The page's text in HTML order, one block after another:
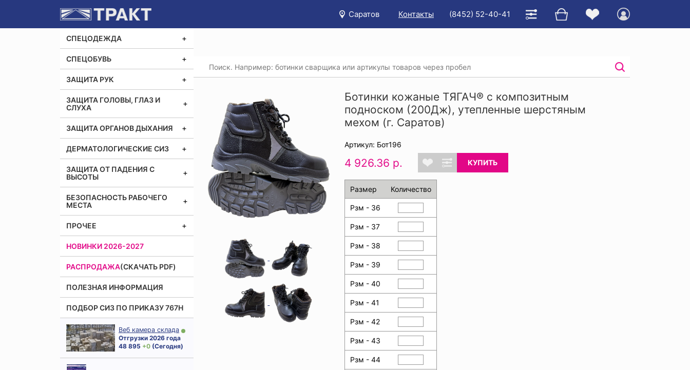
Саратов Контакты (8452) 52-40-41
СПЕЦОДЕЖДА
СПЕЦОБУВЬ
ЗАЩИТА РУК
ЗАЩИТА ГОЛОВЫ, ГЛАЗ И
СЛУХА
ЗАЩИТА ОРГАНОВ ДЫХАНИЯ
ДЕРМАТОЛОГИЧЕСКИЕ СИЗ
ЗАЩИТА ОТ ПАДЕНИЯ С
ВЫСОТЫ
БЕЗОПАСНОСТЬ РАБОЧЕГО
МЕСТА
ПРОЧЕЕ
НОВИНКИ 2026-2027
РАСПРОДАЖА(СКАЧАТЬ PDF)
ПОЛЕЗНАЯ ИНФОРМАЦИЯ
ПОДБОР СИЗ ПО ПРИКАЗУ 767Н
Веб камера склада
Отгрузки 2026 года
48 895 + 0 (Сегодня)
Ботинки кожаные ТЯГАЧ® с композитным подноском (200Дж), утепленные шерстяным мехом
Ботинки кожаные ТЯГАЧ® с композитным
подноском (200Дж), утепленные шерстяным
мехом (г. Саратов)
Артикул: Бот196
4 926.36 р. КУПИТЬ
Размер Количество
Рзм - 36
Рзм - 37
Рзм - 38
Рзм - 39
Рзм - 40
Рзм - 41
Рзм - 42
Рзм - 43
Рзм - 44